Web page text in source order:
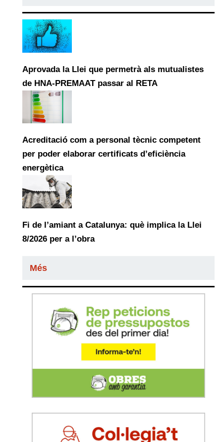
Aprovada la Llei que permetrà als mutualistes
de HNA-PREMAAT passar al RETA
Acreditació com a personal tècnic competent
per poder elaborar certificats d’eficiència
energètica
Fi de l’amiant a Catalunya: què implica la Llei
8/2026 per a l’obra
Més